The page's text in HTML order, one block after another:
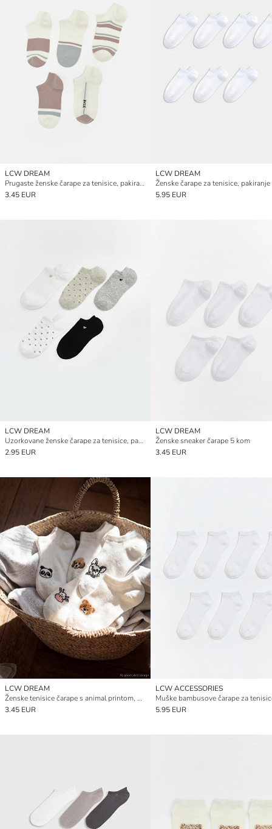
LCW DREAM
Prugaste ženske čarape za tenisice, pakiranje od 5 komada
3.45 EUR
LCW DREAM
5.95 EUR
LCW DREAM
Uzorkovane ženske čarape za tenisice, pakiranje od 5 komada
2.95 EUR
LCW DREAM
Ženske sneaker čarape 5 kom
3.45 EUR
LCW DREAM
Ženske tenisice čarape s animal printom, pakiranje od 5 komada
3.45 EUR
LCW ACCESSORIES
5.95 EUR